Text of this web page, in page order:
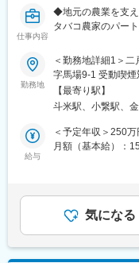
■業務の魅力：
とで、医療業界の
ることができます。
■教育制度：
施の場合がありま
ルムグループの学
変更の範囲：会社
仕事内容
◆地元の農業を支
タバコ農家のパー
■職務内容：
・農業機械の点検
・トラクター、田
理
・工場内での仕事
・その他、付随す
旧来の機械修理だ
県北地区の農家は
を得ています。特
い知名度とアフタ
勤務地
＜勤務地詳細1＞
字馬場9-1 受動喫
店住所：岩手県二
禁煙変更の範囲：
【最寄り駅】
斗米駅、小繋駅、
給与
＜予定年収＞250
月額（基本給）：
も目安の金額であ
月給(月額)は固定
気になる